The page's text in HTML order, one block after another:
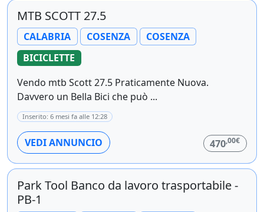
MTB SCOTT 27.5
CALABRIA COSENZA
COSENZA
BICICLETTE
Vendo mtb Scott 27.5 Praticamente Nuova.
Davvero un Bella Bici che può ...
Inserito: 6 mesi fa alle 12:28
VEDI ANNUNCIO 470,00€
Park Tool Banco da lavoro trasportabile -
PB-1